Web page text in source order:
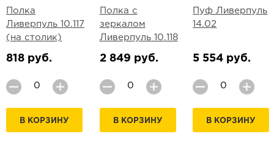
Полка
Ливерпуль 10.117
(на столик)
818 руб.
В КОРЗИНУ
Полка с
зеркалом
Ливерпуль 10.118
2 849 руб.
В КОРЗИНУ
Пуф Ливерпуль
14.02
5 554 руб.
В КОРЗИНУ